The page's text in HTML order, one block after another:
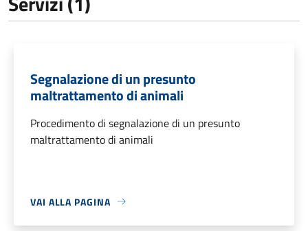
Segnalazione di un presunto
maltrattamento di animali
Procedimento di segnalazione di un presunto
maltrattamento di animali
VAI ALLA PAGINA